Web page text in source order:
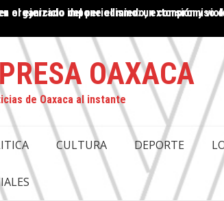
organizado impone el miedo, extorsión y
DE DESAPARICIÓN DE PODERES EN
OAXACA
de Oaxaca al instante
CULTURA DEPORTE